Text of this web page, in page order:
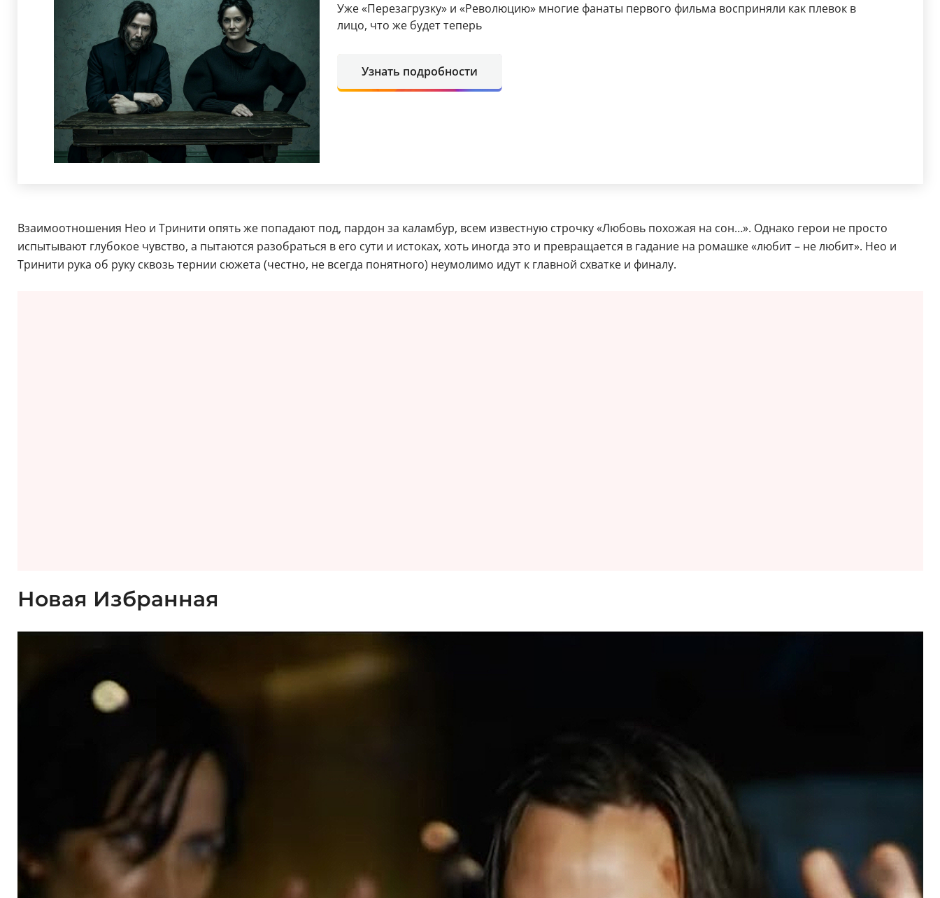
Уже «Перезагрузку» и «Революцию» многие фанаты первого фильма восприняли как плевок в
лицо, что же будет теперь
Узнать подробности
Взаимоотношения Нео и Тринити опять же попадают под, пардон за каламбур, всем известную строчку «Любовь похожая на сон…». Однако герои не просто
испытывают глубокое чувство, а пытаются разобраться в его сути и истоках, хоть иногда это и превращается в гадание на ромашке «любит – не любит». Нео и
Тринити рука об руку сквозь тернии сюжета (честно, не всегда понятного) неумолимо идут к главной схватке и финалу.
Новая Избранная